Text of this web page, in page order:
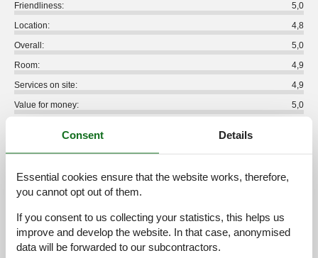
Friendliness:
5,0
Location:
4,8
Overall:
5,0
Room:
4,9
Services on site:
4,9
Value for money:
5,0
Cleaning: 5 Location: 5 Overall:
Room:
5 Services on site:
General:
Wir hatten einen wunderbaren Aufenthalt. Die Wohnung war
sehr schön und für uns perfekt. Sehr schön war auch die
Möglichkeit frische Milch und Eier zu bekommen. Besonders die
Consent Details
Essential cookies ensure that the website works, therefore,
you cannot opt out of them.
If you consent to us collecting your statistics, this helps us
improve and develop the website. In that case, anonymised
data will be forwarded to our subcontractors.